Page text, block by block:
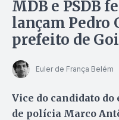
MDB e PSDB
lançam Pedro
prefeito de
Euler de França Belém
Vice do candidato do
de polícia Marco